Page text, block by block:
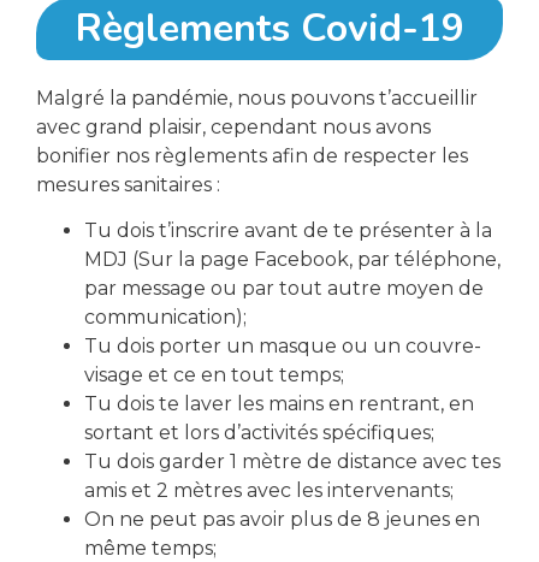
21 septembre, 2023
16:00
Local Action Jeunes
télécharger le formulaire d'inscription
Partager cet événement
Règlements Covid-19
Malgré la pandémie, nous pouvons t’accueillir
avec grand plaisir, cependant nous avons
bonifier nos règlements afin de respecter les
mesures sanitaires :
Tu dois t’inscrire avant de te présenter à la
MDJ (Sur la page Facebook, par téléphone,
par message ou par tout autre moyen de
communication);
Tu dois porter un masque ou un couvre-
visage et ce en tout temps;
Tu dois te laver les mains en rentrant, en
sortant et lors d’activités spécifiques;
Tu dois garder 1 mètre de distance avec tes
amis et 2 mètres avec les intervenants;
On ne peut pas avoir plus de 8 jeunes en
même temps;